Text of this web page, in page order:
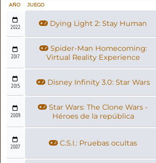
AÑO JUEGO
2022 Dying Light 2: Stay Human
2017
Spider-Man Homecoming:
Virtual Reality Experience
2015 Disney Infinity 3.0: Star Wars
2009
Star Wars: The Clone Wars -
Héroes de la república
2007 C.S.I.: Pruebas ocultas